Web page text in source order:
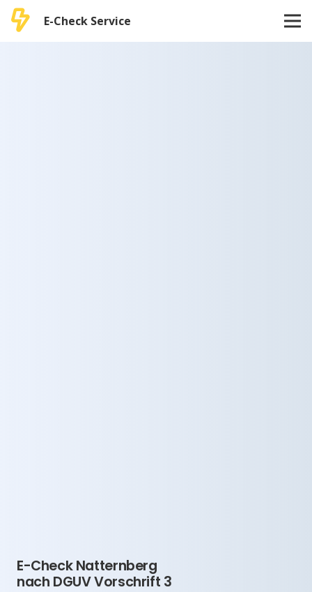
E-Check Service
E-Check Natternberg
nach DGUV Vorschrift 3